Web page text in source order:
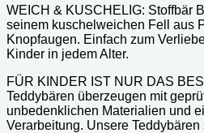
WEICH & KUSCHELIG: Stoffbär
seinem kuschelweichen Fell aus
Knopfaugen. Einfach zum
Kinder in jedem Alter.
FÜR KINDER IST NUR DAS
Teddybären überzeugen mit
unbedenklichen Materialien und
Verarbeitung. Unsere